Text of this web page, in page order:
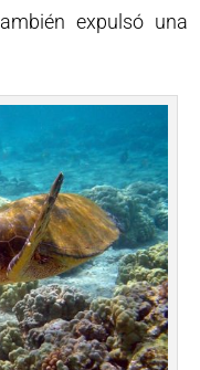
expulsó una